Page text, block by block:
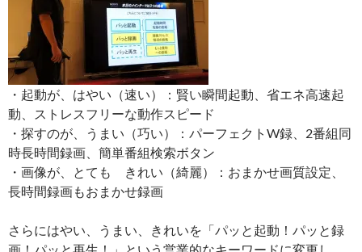
・起動が、はやい（速い）：賢い瞬間起動、省エネ高速起
動、ストレスフリーな動作スピード
・探すのが、うまい（巧い）：パーフェクトW録、2番組同
時長時間録画、簡単番組検索ボタン
・画像が、とても きれい（綺麗）：おまかせ画質設定、
長時間録画もおまかせ録画
さらにはやい、うまい、きれいを「パッと起動！パッと録